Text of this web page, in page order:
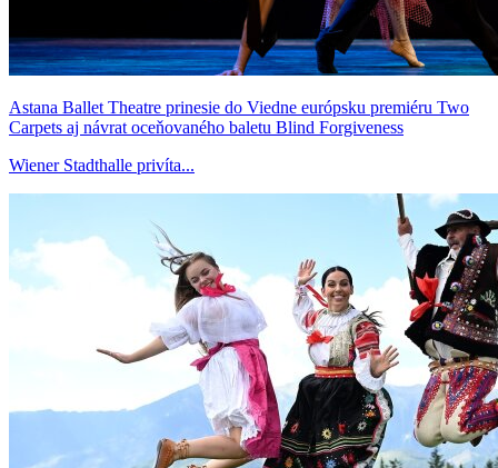
Astana Ballet Theatre prinesie do Viedne európsku premiéru Two
Carpets aj návrat oceňovaného baletu Blind Forgiveness
Wiener Stadthalle privíta...